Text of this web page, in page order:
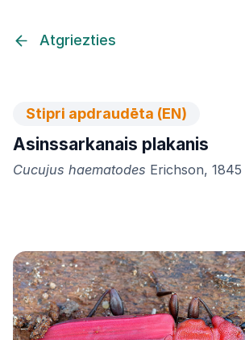
Atgriezties
Stipri apdraudēta (EN)
Asinssarkanais plakanis
Cucujus haematodes Erichson, 1845